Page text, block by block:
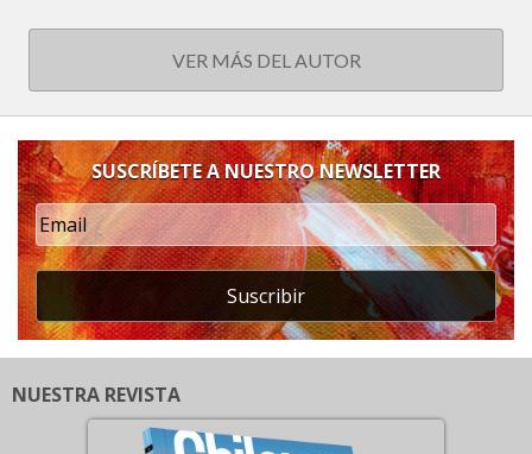
VER MÁS DEL AUTOR
SUSCRÍBETE A NUESTRO NEWSLETTER
Suscribir
NUESTRA REVISTA